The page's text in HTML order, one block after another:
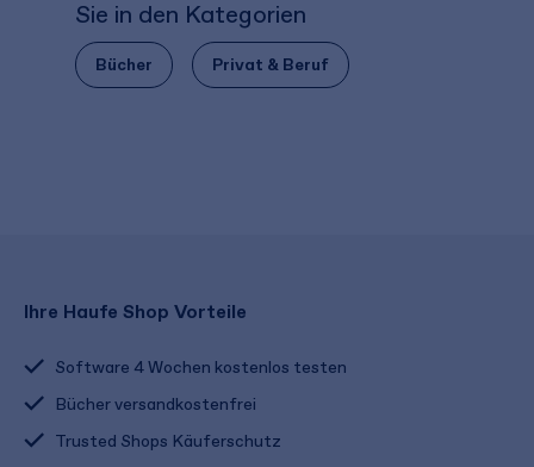
Sie in den Kategorien
Bücher Privat & Beruf
Ihre Haufe Shop Vorteile
Software 4 Wochen kostenlos testen
Bücher versandkostenfrei
Trusted Shops Käuferschutz